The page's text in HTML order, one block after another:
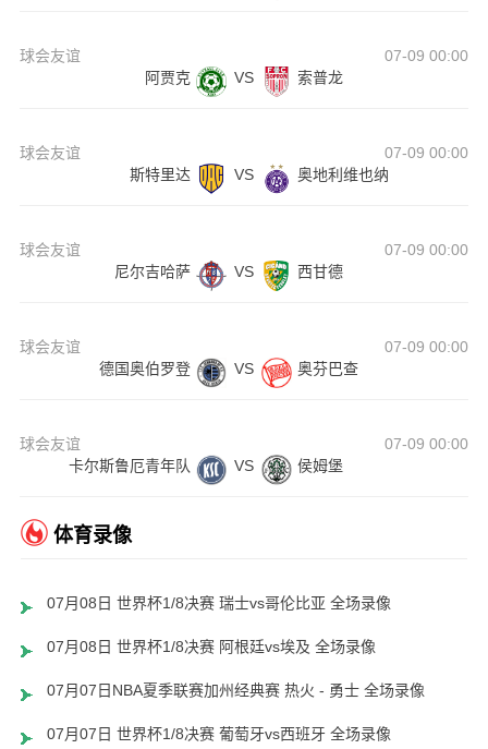
球会友谊
07-09 00:00
阿贾克
VS 索普龙
球会友谊
07-09 00:00
斯特里达
VS 奥地利维也纳
球会友谊
07-09 00:00
尼尔吉哈萨
VS 西甘德
球会友谊
07-09 00:00
德国奥伯罗登
VS 奥芬巴查
球会友谊
07-09 00:00
卡尔斯鲁厄青年队
VS 侯姆堡
体育录像
07月08日 世界杯1/8决赛 瑞士vs哥伦比亚 全场录像
07月08日 世界杯1/8决赛 阿根廷vs埃及 全场录像
07月07日NBA夏季联赛加州经典赛 热火 - 勇士 全场录像
07月07日 世界杯1/8决赛 葡萄牙vs西班牙 全场录像